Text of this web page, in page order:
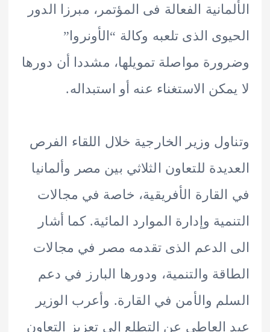
الفعالة فى المؤتمر، مبرزا الدور
الذى تلعبه وكالة “الأونروا”
مواصلة تمويلها، مشددا أن دورها
الاستغناء عنه أو استبداله.
وزير الخارجية خلال اللقاء الفرص
للتعاون الثلاثي بين مصر وألمانيا
الأفريقية، خاصة في مجالات
وإدارة الموارد المائية. كما أشار
الدعم الذى تقدمه مصر في مجالات
والتنمية، ودورها البارز في دعم
والأمن في القارة. وأعرب الوزير
عن التطلع إلى تعزيز التعاون